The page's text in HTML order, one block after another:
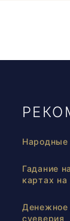
Народные
Гадание
картах
Денежное
суеверия